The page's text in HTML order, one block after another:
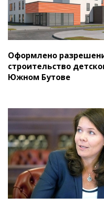
Оформлено
строительство
Южном Бутове